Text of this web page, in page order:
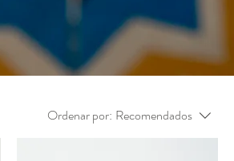
Ordenar por: Recomendados